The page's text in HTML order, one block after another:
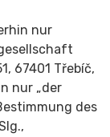
nur
67401 Třebíč,
nur „der
des